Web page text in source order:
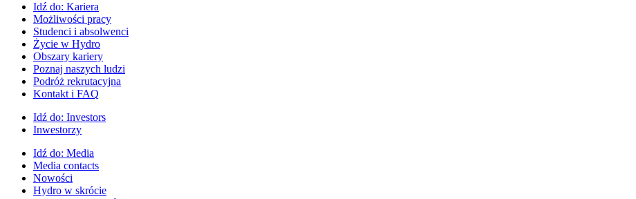
Idź do: Kariera
Możliwości pracy
Studenci i absolwenci
Życie w Hydro
Obszary kariery
Poznaj naszych ludzi
Podróż rekrutacyjna
Kontakt i FAQ
Idź do: Investors
Inwestorzy
Idź do: Media
Media contacts
Nowości
Hydro w skrócie